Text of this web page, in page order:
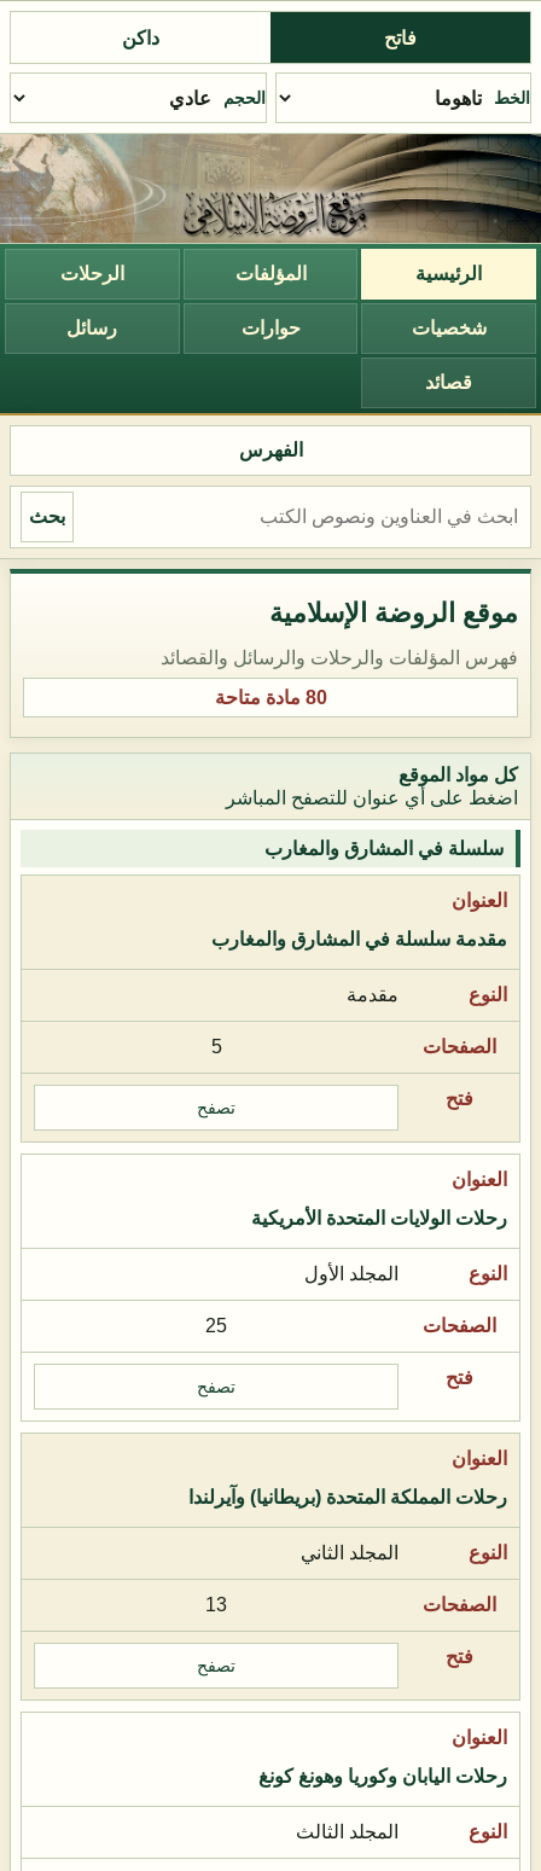
فاتح داكن
الخط الحجم
الرئيسية المؤلفات الرحلات
شخصيات حوارات رسائل
قصائد
الفهرس
بحث
موقع الروضة الإسلامية
فهرس المؤلفات والرحلات والرسائل والقصائد
80 مادة متاحة
كل مواد الموقع
اضغط على أي عنوان للتصفح المباشر
سلسلة في المشارق والمغارب
مقدمة سلسلة في المشارق والمغارب
مقدمة
5
تصفح
رحلات الولايات المتحدة الأمريكية
المجلد الأول
25
تصفح
رحلات المملكة المتحدة (بريطانيا) وآيرلندا
المجلد الثاني
13
تصفح
رحلات اليابان وكوريا وهونغ كونغ
المجلد الثالث